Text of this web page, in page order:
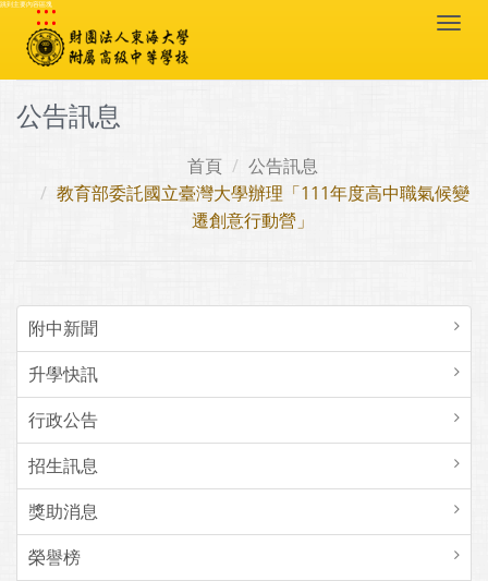
跳到主要內容區塊
:::
公告訊息
首頁
公告訊息
教育部委託國立臺灣大學辦理「111年度高中職氣候變
遷創意行動營」
附中新聞
升學快訊
行政公告
招生訊息
獎助消息
榮譽榜